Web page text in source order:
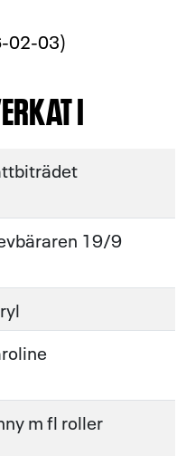
02-03)
I
19/9
m fl roller